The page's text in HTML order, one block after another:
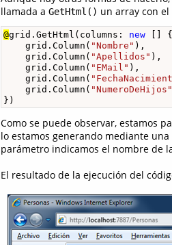
llamada a GetHtml() un array con
@grid.GetHtml(columns: new [] {
grid.Column( "Nombre" ),
grid.Column( "Apellidos" ),
grid.Column( "EMail" ),
grid.Column(
grid.Column( "NumeroDeHijos"
})
Como se puede observar, estamos
lo estamos generando mediante
parámetro indicamos el nombre de
El resultado de la ejecución del